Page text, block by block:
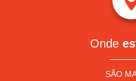
Onde
SÃO